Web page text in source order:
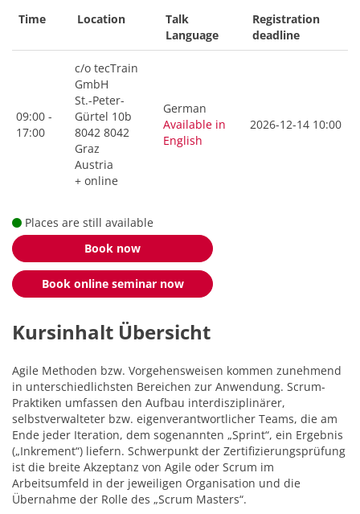
Time Location
Talk
Language
Registration
deadline
09:00 -
17:00
c/o tecTrain
GmbH
St.-Peter-
Gürtel 10b
8042 8042
Graz
Austria
+ online
German
Available in
English
2026-12-14 10:00
Places are still available
Book now
Book online seminar now
Kursinhalt Übersicht
Agile Methoden bzw. Vorgehensweisen kommen zunehmend
in unterschiedlichsten Bereichen zur Anwendung. Scrum-
Praktiken umfassen den Aufbau interdisziplinärer,
selbstverwalteter bzw. eigenverantwortlicher Teams, die am
Ende jeder Iteration, dem sogenannten „Sprint“, ein Ergebnis
(„Inkrement“) liefern. Schwerpunkt der Zertifizierungsprüfung
ist die breite Akzeptanz von Agile oder Scrum im
Arbeitsumfeld in der jeweiligen Organisation und die
Übernahme der Rolle des „Scrum Masters“.